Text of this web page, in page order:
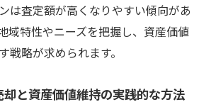
は査定額が高くなりやすい傾向があ
域特性やニーズを把握し、資産価値
戦略が求められます。
と資産価値維持の実践的な方法